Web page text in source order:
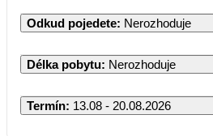
Odkud pojedete: Nerozhoduje
Délka pobytu: Nerozhoduje
Termín: 13.08 - 20.08.2026